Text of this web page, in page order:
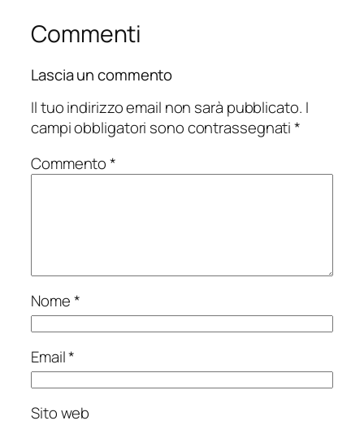
Commenti
Lascia un commento
Il tuo indirizzo email non sarà pubblicato. I
campi obbligatori sono contrassegnati*
Commento*
Nome*
Email*
Sito web